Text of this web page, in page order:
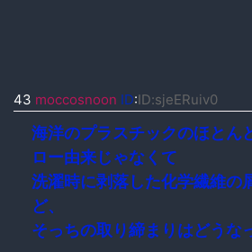
43 moccosnoon ID:ID:sjeERuiv0
海洋のプラスチックのほとん
ロー由来じゃなくて
洗濯時に剥落した化学繊維の
ど、
そっちの取り締まりはどうな